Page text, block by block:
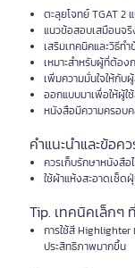
ตะลุยโจทย์ TGAT 2
แนวข้อสอบเสมือนจ
เสริมเทคนิคและวิธี
เหมาะสำหรับผู้ที่ต้อง
เพิ่มความมั่นใจให้กั
ออกแบบมาเพื่อให้ผู้ใ
หนังสือมีความครอบ
คำแนะนำและข้อคว
ควรเก็บรักษาหนังสือ
ใช้ผ้าแห้งสะอาดเช็
Tip. เทคนิคเล็กๆ
การใช้สี
ประสิทธิภาพมากขึ้น